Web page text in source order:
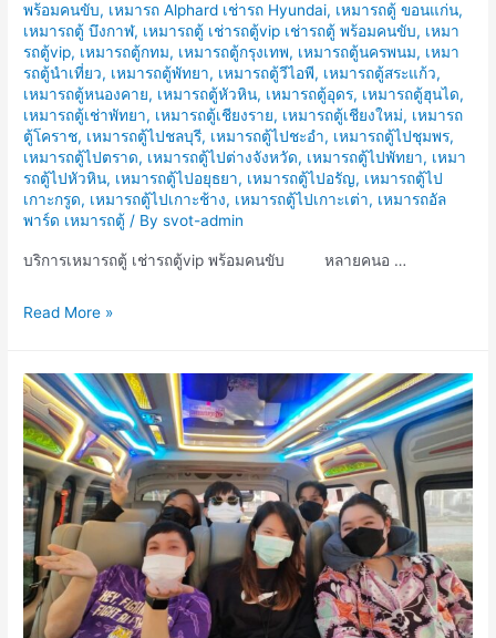
พร้อมคนขับ, เหมารถ Alphard เช่ารถ Hyundai, เหมารถตู้ ขอนแก่น,
เหมารถตู้ บึงกาฬ, เหมารถตู้ เช่ารถตู้vip เช่ารถตู้ พร้อมคนขับ, เหมา
รถตู้vip, เหมารถตู้กทม, เหมารถตู้กรุงเทพ, เหมารถตู้นครพนม, เหมา
รถตู้นำเที่ยว, เหมารถตู้พัทยา, เหมารถตู้วีไอพี, เหมารถตู้สระแก้ว,
เหมารถตู้หนองคาย, เหมารถตู้หัวหิน, เหมารถตู้อุดร, เหมารถตู้ฮุนได,
เหมารถตู้เช่าพัทยา, เหมารถตู้เชียงราย, เหมารถตู้เชียงใหม่, เหมารถ
ตู้โคราช, เหมารถตู้ไปชลบุรี, เหมารถตู้ไปชะอำ, เหมารถตู้ไปชุมพร,
เหมารถตู้ไปตราด, เหมารถตู้ไปต่างจังหวัด, เหมารถตู้ไปพัทยา, เหมา
รถตู้ไปหัวหิน, เหมารถตู้ไปอยุธยา, เหมารถตู้ไปอรัญ, เหมารถตู้ไป
เกาะกรูด, เหมารถตู้ไปเกาะช้าง, เหมารถตู้ไปเกาะเต่า, เหมารถอัล
พาร์ด เหมารถตู้ / Bysvot-admin
บริการเหมารถตู้ เช่ารถตู้vip พร้อมคนขับ หลายคนอ …
บริการ
ตู้
เช่า
รถ
ตู้vip
พร้อม
คน
ขับ
Read More »